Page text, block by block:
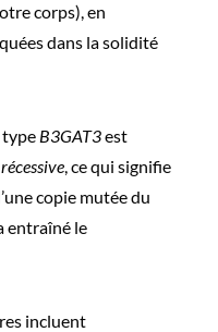
corps), en
dans la solidité
type B3GAT3est
, ce qui signifie
copie mutée du
entraîné le
incluent